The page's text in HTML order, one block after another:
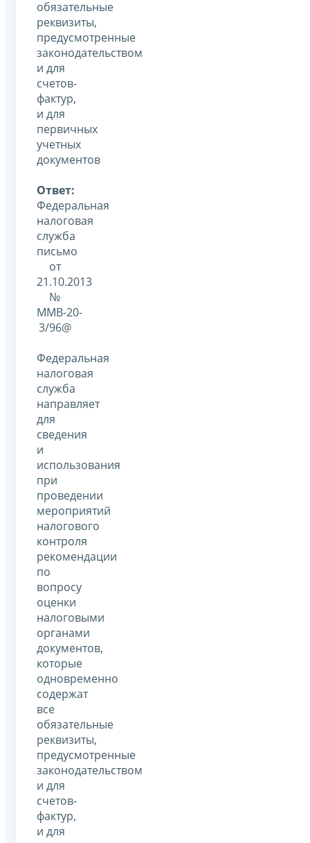
обязательные
реквизиты,
предусмотренные
законодательством
и для
счетов-
фактур,
и для
первичных
учетных
документов
Ответ:
Федеральная
налоговая
служба
письмо
от
21.10.2013
№
ММВ-20-
3/96@
Федеральная
налоговая
служба
направляет
для
сведения
и
использования
при
проведении
мероприятий
налогового
контроля
рекомендации
по
вопросу
оценки
налоговыми
органами
документов,
которые
одновременно
содержат
все
обязательные
реквизиты,
предусмотренные
законодательством
и для
счетов-
фактур,
и для